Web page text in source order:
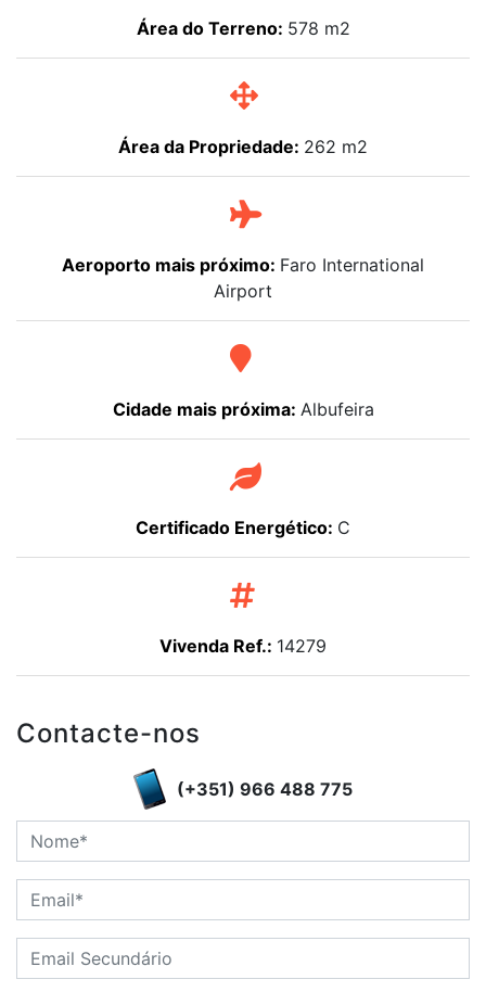
Área do Terreno: 578 m2
Área da Propriedade: 262 m2
Aeroporto mais próximo: Faro International
Airport
Cidade mais próxima: Albufeira
Certificado Energético: C
Vivenda Ref.: 14279
Contacte-nos
(+351) 966 488 775